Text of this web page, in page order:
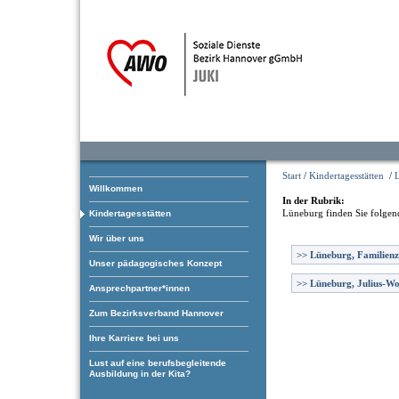
Willkommen
Kindertagesstätten
Wir über uns
Unser pädagogisches Konzept
Ansprechpartner*innen
Zum Bezirksverband Hannover
Ihre Karriere bei uns
Lust auf eine berufsbegleitende
Ausbildung in der Kita?
Start / Kindertagesstätten /
In der Rubrik:
Lüneburg finden Sie
>> Lüneburg,
>> Lüneburg, Julius-